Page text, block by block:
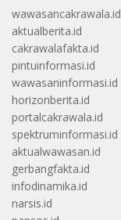
wawasancakrawala.id
aktualberita.id
cakrawalafakta.id
pintuinformasi.id
wawasaninformasi.id
horizonberita.id
portalcakrawala.id
spektruminformasi.id
aktualwawasan.id
gerbangfakta.id
infodinamika.id
narsis.id